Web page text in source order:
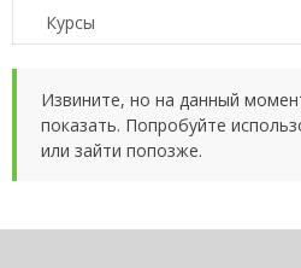
Курсы
Извините, но на данный
показать. Попробуйте
или зайти попозже.